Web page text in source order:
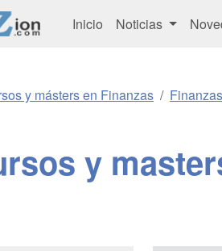
Inicio Noticias
y másters en Finanzas Finanzas
y